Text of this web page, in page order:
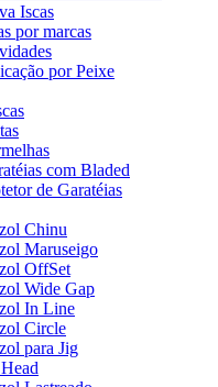
Iscas
por marcas
por Peixe
com Bladed
de Garatéias
Chinu
Maruseigo
OffSet
Wide Gap
In Line
Circle
para Jig